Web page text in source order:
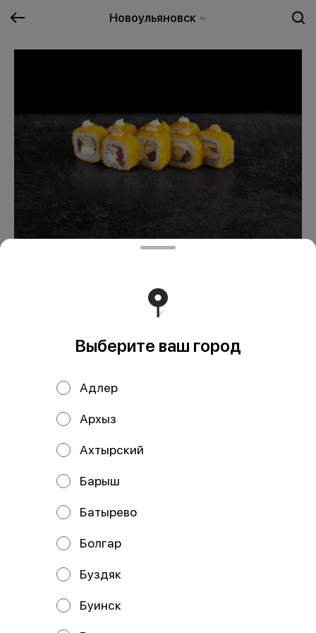
Новоульяновск
спайси соус, белый соус. В комплекте: имбирь-1 шт,
васаби-1шт, соевый соус-1 шт.
Мы рекомендуем
Имбирная темпура
Выберите ваш город
Адлер
Архыз
Ахтырский
Барыш
Батырево
Болгар
Буздяк
Буинск